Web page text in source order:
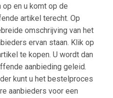
en u komt op de
artikel terecht. Op
omschrijving van het
ervan staan. Klik op
te kopen. U wordt dan
aanbieding geleid.
kunt u het bestelproces
aanbieders voor een